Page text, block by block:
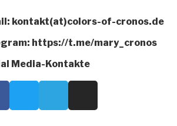
kontakt(at)colors-of-cronos.de
https://t.me/mary_cronos
Media-Kontakte